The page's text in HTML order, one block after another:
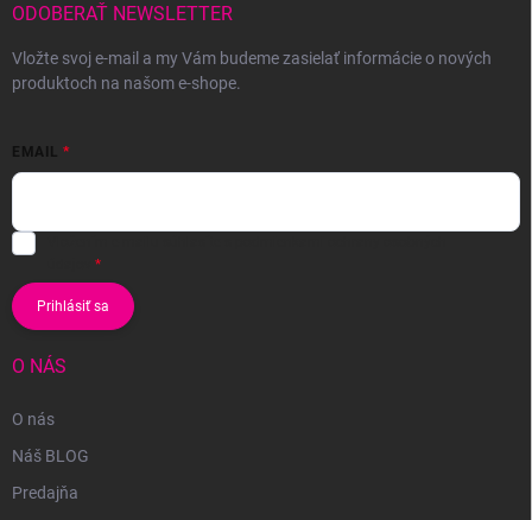
ODOBERAŤ NEWSLETTER
Vložte svoj e-mail a my Vám budeme zasielať informácie o nových
produktoch na našom e-shope.
EMAIL
Prihlásiť sa
O NÁS
O nás
Náš BLOG
Predajňa